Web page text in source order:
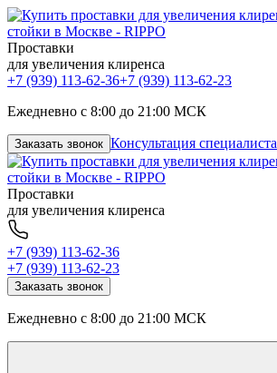
Проставки
для увеличения клиренса
+7 (939) 113-62-36+7 (939) 113-62-23
Ежедневно с 8:00 до 21:00 МСК
Заказать звонок Консультация специалиста
Проставки
для увеличения клиренса
+7 (939) 113-62-36
+7 (939) 113-62-23
Заказать звонок
Ежедневно с 8:00 до 21:00 МСК